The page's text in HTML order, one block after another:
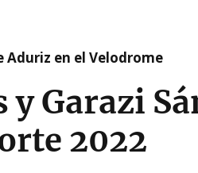
Aduriz en el Velodrome
y Garazi
2022